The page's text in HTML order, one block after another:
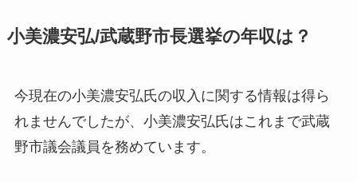
小美濃安弘/武蔵野市長選挙の年収は？
今現在の小美濃安弘氏の収入に関する情報は得ら
れませんでしたが、小美濃安弘氏はこれまで武蔵
野市議会議員を務めています。